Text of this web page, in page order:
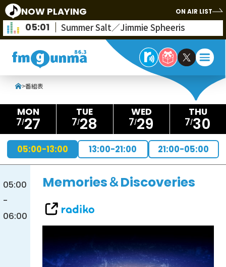
NOW PLAYING ON AIR LIST
05:01 Summer Salt／Jimmie Spheeris
>番組表
7 27 7 28 7 29 7 30
05:00-13:00 13:00-21:00 21:00-05:00
05:00
-
06:00
Memories＆Discoveries